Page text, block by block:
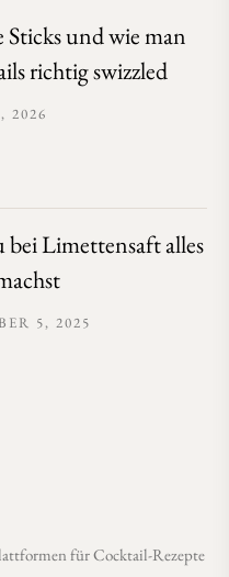
Sticks und wie man
richtig swizzled
2026
bei Limettensaft alles
5, 2025
für Cocktail-Rezepte